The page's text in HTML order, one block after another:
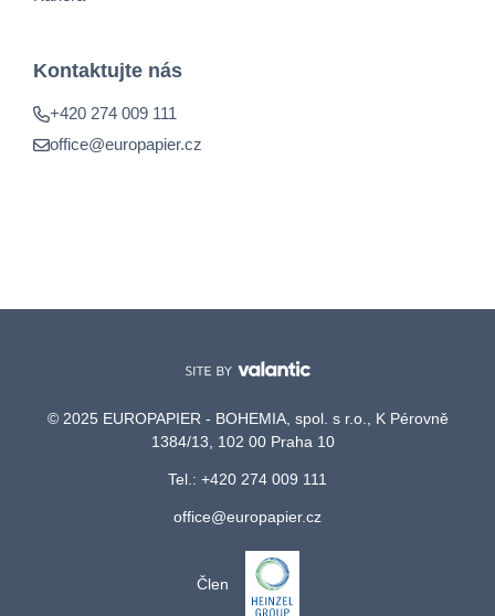
Kontaktujte nás
+420 274 009 111
office@europapier.cz
© 2025 EUROPAPIER - BOHEMIA, spol. s r.o., K Pérovně
1384/13, 102 00 Praha 10
Tel.: +420 274 009 111
office@europapier.cz
Člen